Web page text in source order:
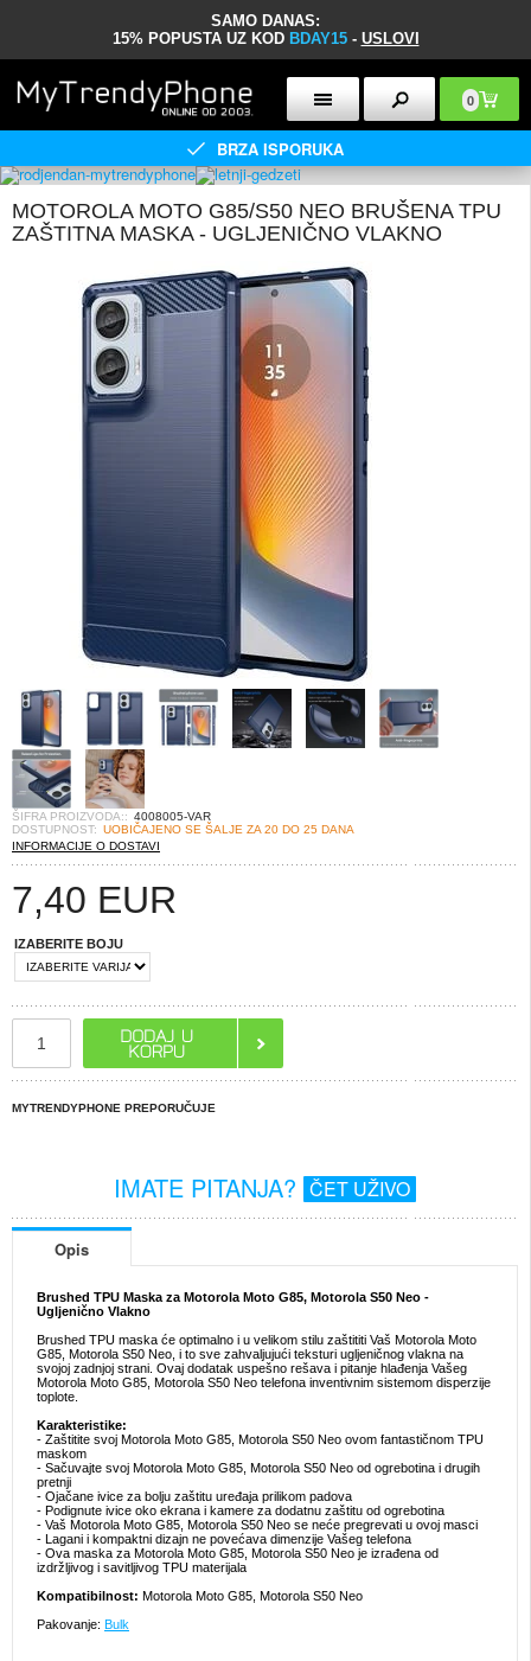
SAMO DANAS:
15% POPUSTA UZ KOD BDAY15 - USLOVI
0
BRZA ISPORUKA
MOTOROLA MOTO G85/S50 NEO BRUŠENA TPU
ZAŠTITNA MASKA - UGLJENIČNO VLAKNO
ŠIFRA PROIZVODA:: 4008005-VAR
DOSTUPNOST: UOBIČAJENO SE ŠALJE ZA 20 DO 25 DANA
INFORMACIJE O DOSTAVI
7,40 EUR
IZABERITE BOJU
MYTRENDYPHONE PREPORUČUJE
IMATE PITANJA? ČET UŽIVO
Opis
Brushed TPU Maska za Motorola Moto G85, Motorola S50 Neo -
Ugljenično Vlakno
Brushed TPU maska će optimalno i u velikom stilu zaštititi Vaš Motorola Moto
G85, Motorola S50 Neo, i to sve zahvaljujući teksturi ugljeničnog vlakna na
svojoj zadnjoj strani. Ovaj dodatak uspešno rešava i pitanje hlađenja Vašeg
Motorola Moto G85, Motorola S50 Neo telefona inventivnim sistemom disperzije
toplote.
Karakteristike:
- Zaštitite svoj Motorola Moto G85, Motorola S50 Neo ovom fantastičnom TPU
maskom
- Sačuvajte svoj Motorola Moto G85, Motorola S50 Neo od ogrebotina i drugih
pretnji
- Ojačane ivice za bolju zaštitu uređaja prilikom padova
- Podignute ivice oko ekrana i kamere za dodatnu zaštitu od ogrebotina
- Vaš Motorola Moto G85, Motorola S50 Neo se neće pregrevati u ovoj masci
- Lagani i kompaktni dizajn ne povećava dimenzije Vašeg telefona
- Ova maska za Motorola Moto G85, Motorola S50 Neo je izrađena od
izdržljivog i savitljivog TPU materijala
Kompatibilnost: Motorola Moto G85, Motorola S50 Neo
Pakovanje: Bulk